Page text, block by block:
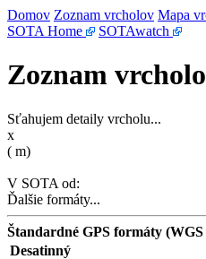
Domov Zoznam vrcholov Mapa
SOTA Home
SOTAwatch
Zoznam
Sťahujem detaily vrcholu...
x
( m)
V SOTA od:
Ďalšie formáty...
Štandardné GPS formáty (WGS
Desatinný